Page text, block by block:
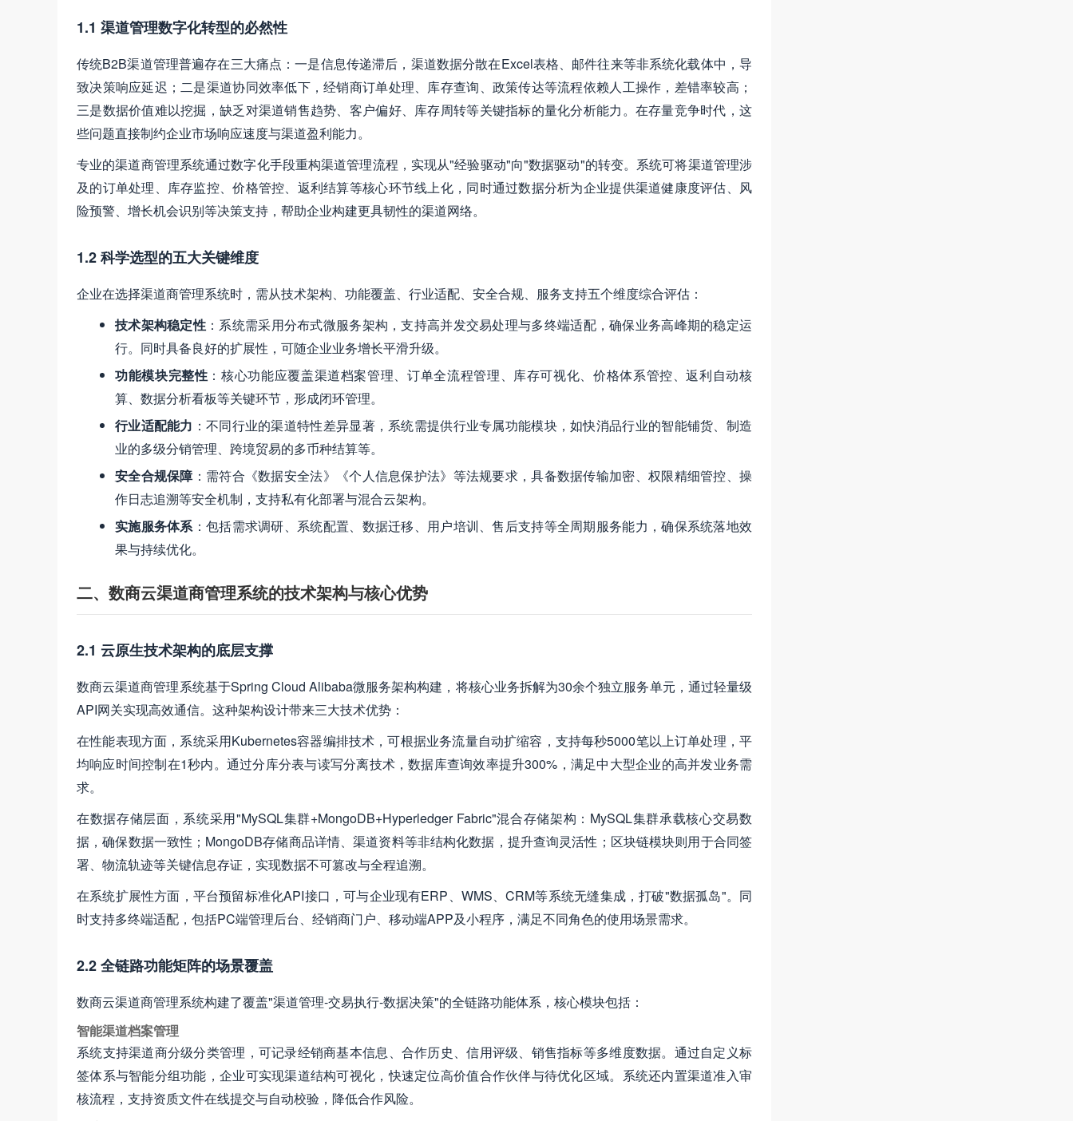
1.1 渠道管理数字化转型的必然性
传统B2B渠道管理普遍存在三大痛点：一是信息传递滞后，渠道数据分散在Excel表格、邮件往来等非系统化载体中，导
致决策响应延迟；二是渠道协同效率低下，经销商订单处理、库存查询、政策传达等流程依赖人工操作，差错率较高；
三是数据价值难以挖掘，缺乏对渠道销售趋势、客户偏好、库存周转等关键指标的量化分析能力。在存量竞争时代，这
些问题直接制约企业市场响应速度与渠道盈利能力。
专业的渠道商管理系统通过数字化手段重构渠道管理流程，实现从"经验驱动"向"数据驱动"的转变。系统可将渠道管理涉
及的订单处理、库存监控、价格管控、返利结算等核心环节线上化，同时通过数据分析为企业提供渠道健康度评估、风
险预警、增长机会识别等决策支持，帮助企业构建更具韧性的渠道网络。
1.2 科学选型的五大关键维度
企业在选择渠道商管理系统时，需从技术架构、功能覆盖、行业适配、安全合规、服务支持五个维度综合评估：
技术架构稳定性 ：系统需采用分布式微服务架构，支持高并发交易处理与多终端适配，确保业务高峰期的稳定运
行。同时具备良好的扩展性，可随企业业务增长平滑升级。
功能模块完整性 ：核心功能应覆盖渠道档案管理、订单全流程管理、库存可视化、价格体系管控、返利自动核
算、数据分析看板等关键环节，形成闭环管理。
行业适配能力 ：不同行业的渠道特性差异显著，系统需提供行业专属功能模块，如快消品行业的智能铺货、制造
业的多级分销管理、跨境贸易的多币种结算等。
安全合规保障：需符合《数据安全法》《个人信息保护法》等法规要求，具备数据传输加密、权限精细管控、操
作日志追溯等安全机制，支持私有化部署与混合云架构。
实施服务体系：包括需求调研、系统配置、数据迁移、用户培训、售后支持等全周期服务能力，确保系统落地效
果与持续优化。
二、数商云渠道商管理系统的技术架构与核心优势
2.1 云原生技术架构的底层支撑
数商云渠道商管理系统基于Spring Cloud Alibaba微服务架构构建，将核心业务拆解为30余个独立服务单元，通过轻量级
API网关实现高效通信。这种架构设计带来三大技术优势：
在性能表现方面，系统采用Kubernetes容器编排技术，可根据业务流量自动扩缩容，支持每秒5000笔以上订单处理，平
均响应时间控制在1秒内。通过分库分表与读写分离技术，数据库查询效率提升300%，满足中大型企业的高并发业务需
求。
在数据存储层面，系统采用"MySQL集群+MongoDB+Hyperledger Fabric"混合存储架构：MySQL集群承载核心交易数
据，确保数据一致性；MongoDB存储商品详情、渠道资料等非结构化数据，提升查询灵活性；区块链模块则用于合同签
署、物流轨迹等关键信息存证，实现数据不可篡改与全程追溯。
在系统扩展性方面，平台预留标准化API接口，可与企业现有ERP、WMS、CRM等系统无缝集成，打破"数据孤岛"。同
时支持多终端适配，包括PC端管理后台、经销商门户、移动端APP及小程序，满足不同角色的使用场景需求。
2.2 全链路功能矩阵的场景覆盖
数商云渠道商管理系统构建了覆盖"渠道管理-交易执行-数据决策"的全链路功能体系，核心模块包括：
智能渠道档案管理
系统支持渠道商分级分类管理，可记录经销商基本信息、合作历史、信用评级、销售指标等多维度数据。通过自定义标
签体系与智能分组功能，企业可实现渠道结构可视化，快速定位高价值合作伙伴与待优化区域。系统还内置渠道准入审
核流程，支持资质文件在线提交与自动校验，降低合作风险。